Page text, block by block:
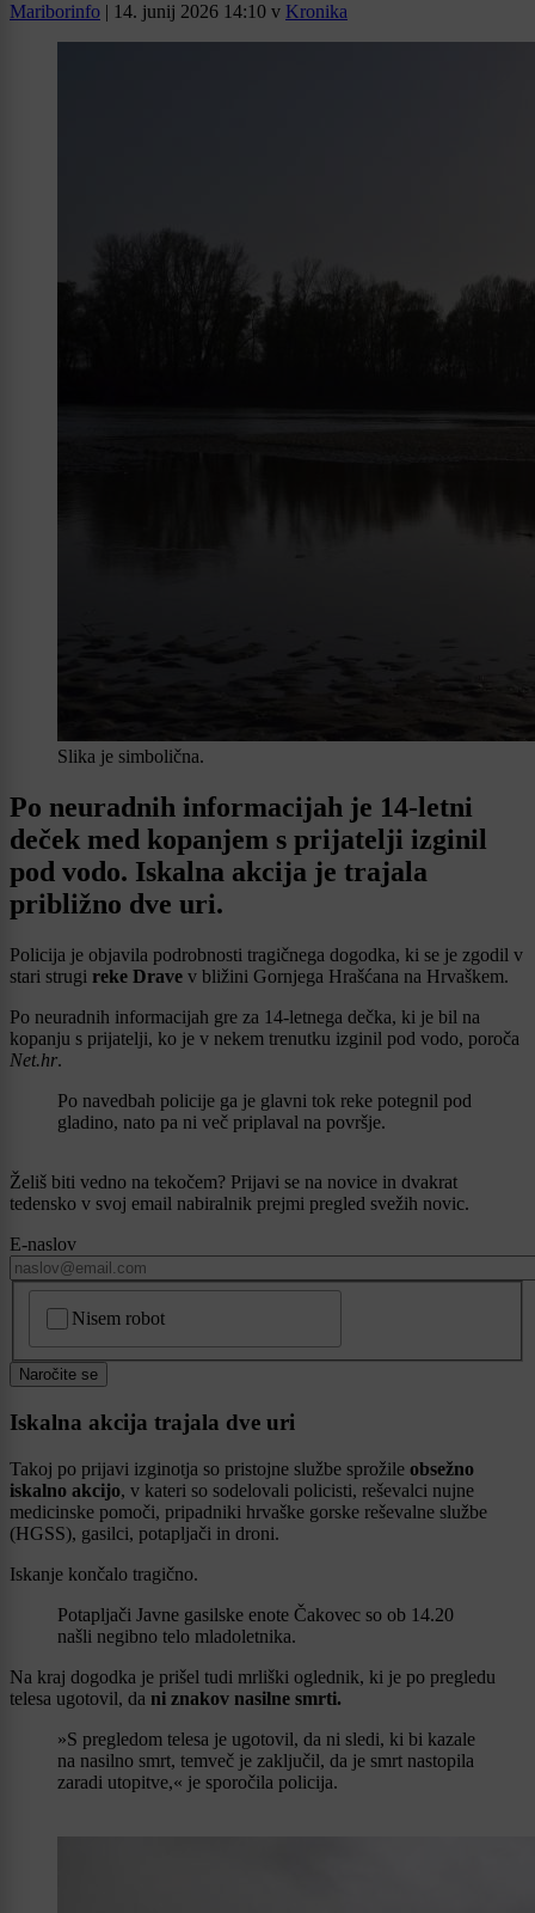
Mariborinfo | 14. junij 2026 14:10 v Kronika
Slika je simbolična.
Po neuradnih informacijah je 14-letni
deček med kopanjem s prijatelji izginil
pod vodo. Iskalna akcija je trajala
približno dve uri.
Policija je objavila podrobnosti tragičnega dogodka, ki se je zgodil v
stari strugi reke Drave v bližini Gornjega Hrašćana na Hrvaškem.
Po neuradnih informacijah gre za 14-letnega dečka, ki je bil na
kopanju s prijatelji, ko je v nekem trenutku izginil pod vodo, poroča
Net.hr.
Po navedbah policije ga je glavni tok reke potegnil pod
gladino, nato pa ni več priplaval na površje.
Želiš biti vedno na tekočem? Prijavi se na novice in dvakrat
tedensko v svoj email nabiralnik prejmi pregled svežih novic.
E-naslov
Nisem robot
Naročite se
Iskalna akcija trajala dve uri
Takoj po prijavi izginotja so pristojne službe sprožile obsežno
iskalno akcijo, v kateri so sodelovali policisti, reševalci nujne
medicinske pomoči, pripadniki hrvaške gorske reševalne službe
(HGSS), gasilci, potapljači in droni.
Iskanje končalo tragično.
Potapljači Javne gasilske enote Čakovec so ob 14.20
našli negibno telo mladoletnika.
Na kraj dogodka je prišel tudi mrliški oglednik, ki je po pregledu
telesa ugotovil, da ni znakov nasilne smrti.
»S pregledom telesa je ugotovil, da ni sledi, ki bi kazale
na nasilno smrt, temveč je zaključil, da je smrt nastopila
zaradi utopitve,« je sporočila policija.